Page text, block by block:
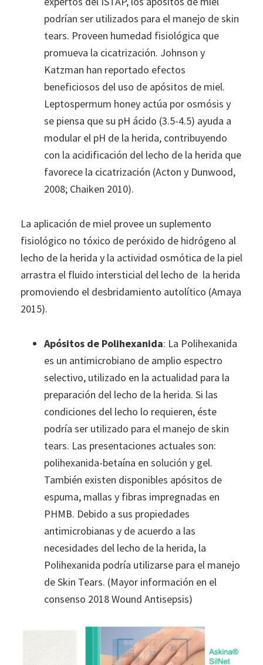
podrían ser utilizados para el manejo de skin
tears. Proveen humedad fisiológica que
promueva la cicatrización. Johnson y
Katzman han reportado efectos
beneficiosos del uso de apósitos de miel.
Leptospermum honey actúa por osmósis y
se piensa que su pH ácido (3.5-4.5) ayuda a
modular el pH de la herida, contribuyendo
con la acidificación del lecho de la herida que
favorece la cicatrización (Acton y Dunwood,
2008; Chaiken 2010).
La aplicación de miel provee un suplemento
fisiológico no tóxico de peróxido de hidrógeno al
lecho de la herida y la actividad osmótica de la piel
arrastra el fluido intersticial del lecho de la herida
promoviendo el desbridamiento autolítico (Amaya
2015).
Apósitos de Polihexanida: La Polihexanida
es un antimicrobiano de amplio espectro
selectivo, utilizado en la actualidad para la
preparación del lecho de la herida. Si las
condiciones del lecho lo requieren, éste
podría ser utilizado para el manejo de skin
tears. Las presentaciones actuales son:
polihexanida-betaína en solución y gel.
También existen disponibles apósitos de
espuma, mallas y fibras impregnadas en
PHMB. Debido a sus propiedades
antimicrobianas y de acuerdo a las
necesidades del lecho de la herida, la
Polihexanida podría utilizarse para el manejo
de Skin Tears. (Mayor información en el
consenso 2018 Wound Antisepsis)